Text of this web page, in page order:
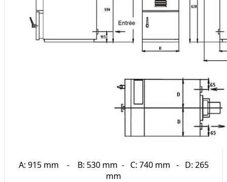
A: 915 mm - B: 530 mm - C: 740 mm - D: 265
mm